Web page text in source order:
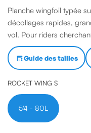
Planche wingfoil typée
décollages rapides,
vol. Pour riders
Guide des tailles
ROCKET WING S
5'4 - 80L